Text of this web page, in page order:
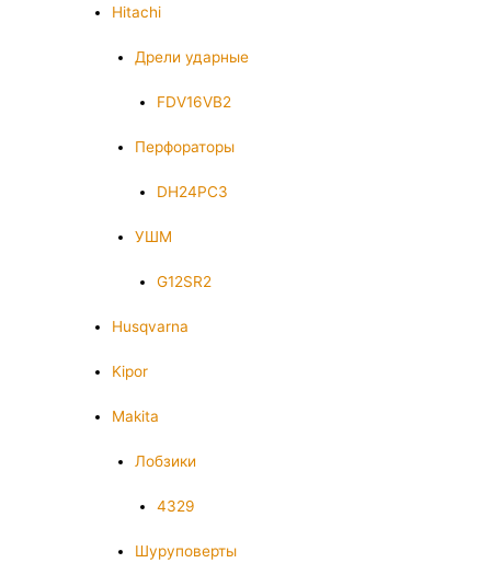
Hitachi
Дрели ударные
FDV16VB2
Перфораторы
DH24PC3
УШМ
G12SR2
Husqvarna
Kipor
Makita
Лобзики
4329
Шуруповерты